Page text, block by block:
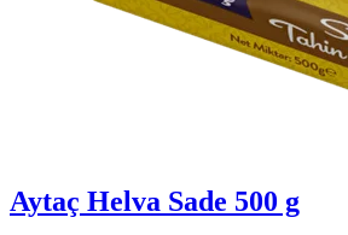
Aytaç Helva Sade 500 g